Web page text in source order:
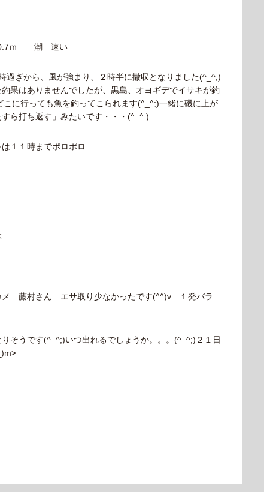
ｍ 潮 速い
過ぎから、風が強まり、２時半に撤収となりました(^_^;)
果はありませんでしたが、黒島、オヨギデでイサキが釣
に行っても魚を釣ってこられます(^_^;)一緒に磯に上が
ら打ち返す」みたいです・・・(^_^.)
１時までポロポロ
メ 藤村さん エサ取り少なかったです(^^)v １発バラ
そうです(^_^;)いつ出れるでしょうか。。。(^_^;)２１日